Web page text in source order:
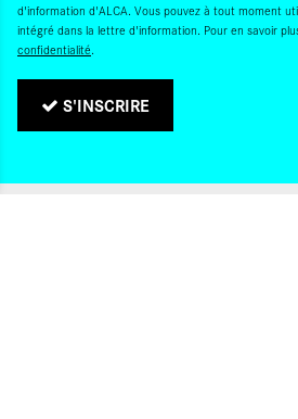
d'information d'ALCA. Vous pouvez à tout moment
intégré dans la lettre d'information. Pour en savoir
confidentialité.
S'INSCRIRE